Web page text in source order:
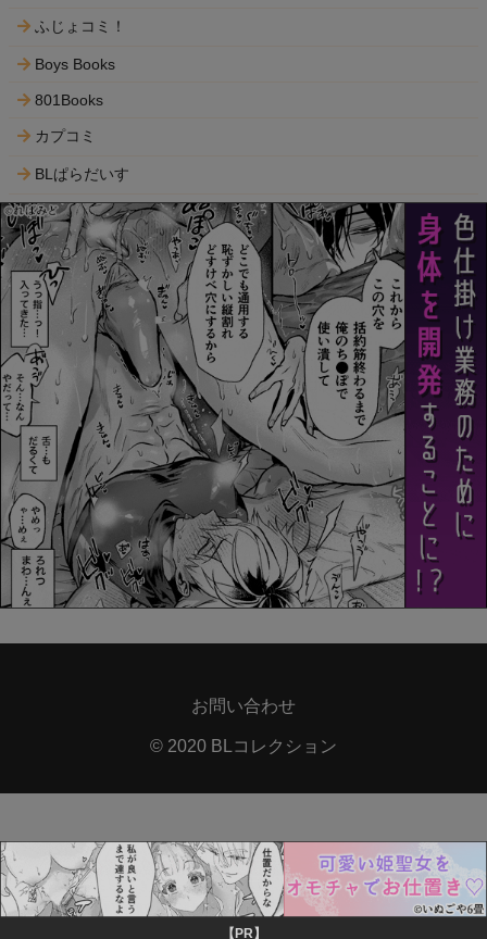
ふじょコミ！
Boys Books
801Books
カプコミ
BLぱらだいす
お問い合わせ
© 2020 BLコレクション